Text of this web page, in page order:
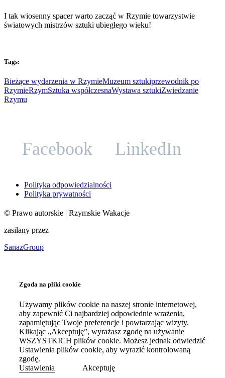
I tak wiosenny spacer warto zacząć w Rzymie towarzystwie
światowych mistrzów sztuki ubiegłego wieku!
Tags:
Bieżące wydarzenia w RzymieMuzeum sztukiprzewodnik po
RzymieRzymSztuka współczesnaWystawa sztukiZwiedzanie
Rzymu
Facebook LinkedIn
Polityka odpowiedzialności
Polityka prywatności
© Prawo autorskie | Rzymskie Wakacje
zasilany przez
SanazGroup
Zgoda na pliki cookie
Używamy plików cookie na naszej stronie internetowej,
aby zapewnić Ci najbardziej odpowiednie wrażenia,
zapamiętując Twoje preferencje i powtarzając wizyty.
Klikając „Akceptuję”, wyrażasz zgodę na używanie
WSZYSTKICH plików cookie. Możesz jednak odwiedzić
Ustawienia plików cookie, aby wyrazić kontrolowaną
zgodę.
Ustawienia
Akceptuję